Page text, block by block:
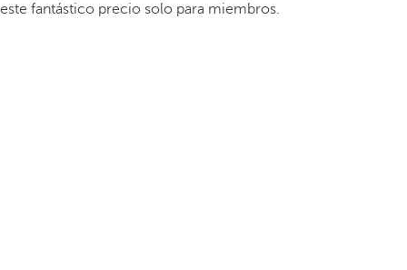
este fantástico precio solo para miembros.